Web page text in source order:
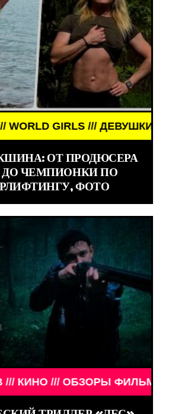
/// WORLD
ОТ ПРОДЮСЕРА
ДО ЧЕМПИОНКИ ПО
ФОТО
/// КИНО /// ОБЗОРЫ